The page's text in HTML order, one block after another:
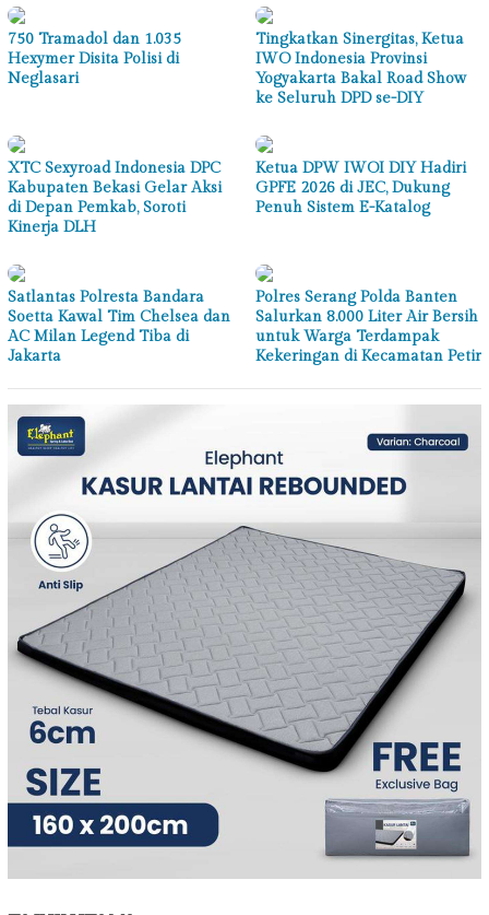
750 Tramadol dan 1.035
Hexymer Disita Polisi di
Neglasari
Tingkatkan Sinergitas, Ketua
IWO Indonesia Provinsi
Yogyakarta Bakal Road Show
ke Seluruh DPD se-DIY
XTC Sexyroad Indonesia DPC
Kabupaten Bekasi Gelar Aksi
di Depan Pemkab, Soroti
Kinerja DLH
Ketua DPW IWOI DIY Hadiri
GPFE 2026 di JEC, Dukung
Penuh Sistem E-Katalog
Satlantas Polresta Bandara
Soetta Kawal Tim Chelsea dan
AC Milan Legend Tiba di
Jakarta
Polres Serang Polda Banten
Salurkan 8.000 Liter Air Bersih
untuk Warga Terdampak
Kekeringan di Kecamatan Petir